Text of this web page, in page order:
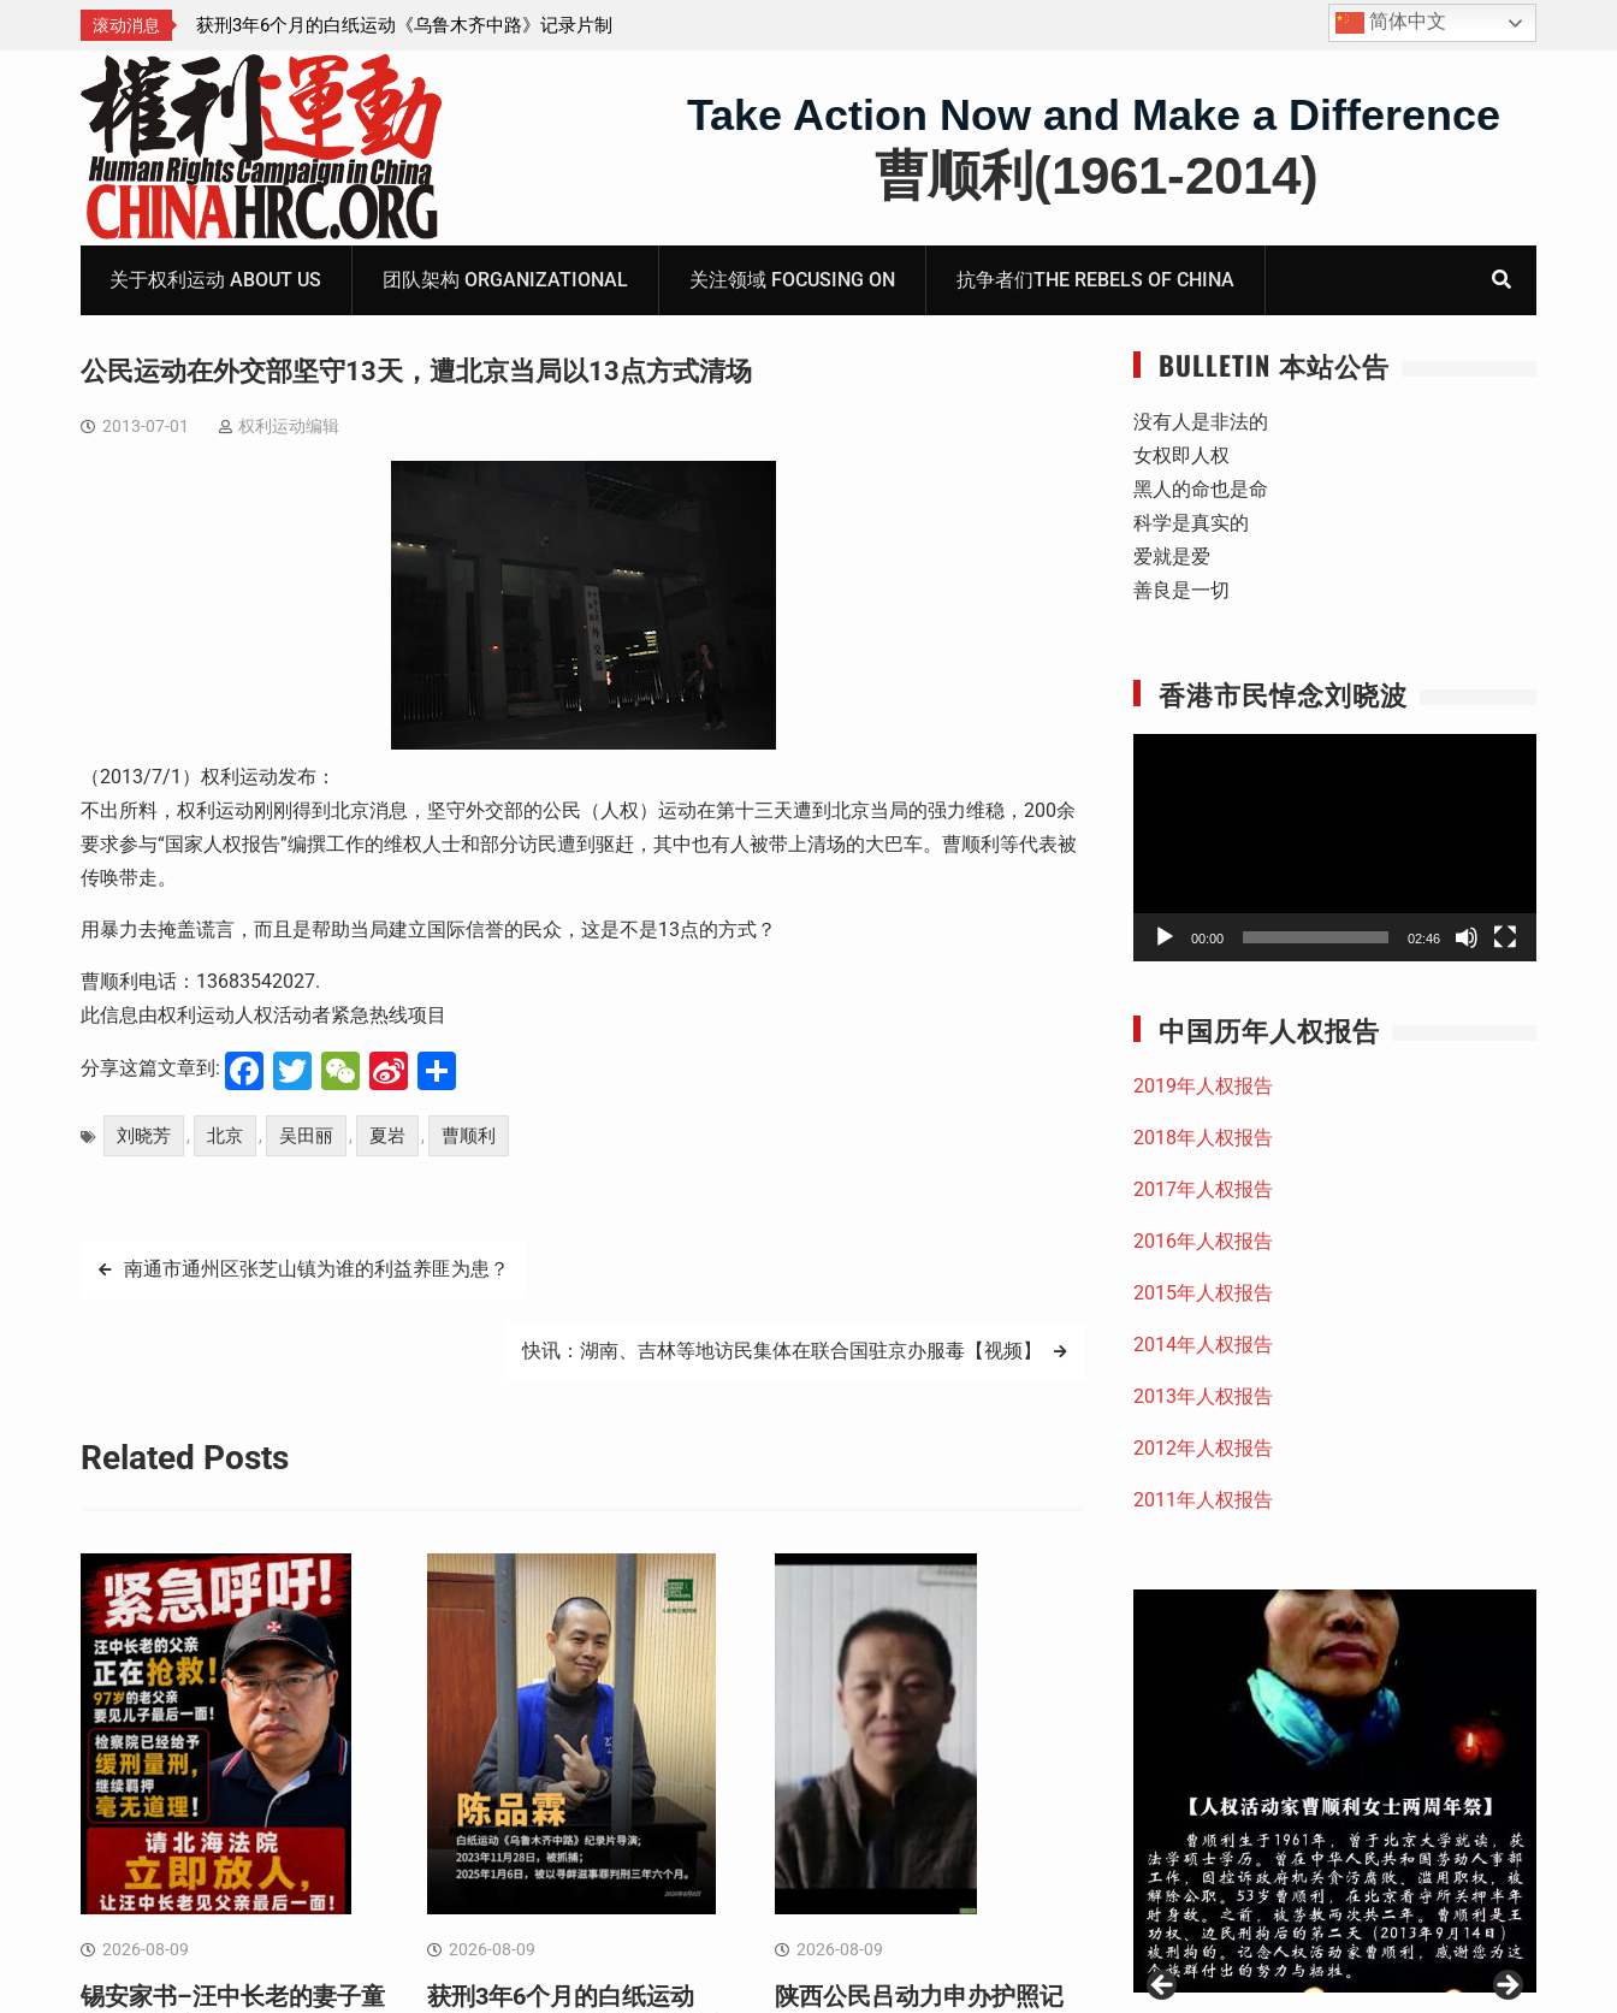
滚动消息
齐中路》记录片制
陕西公民吕动力申办护照记录 锡安家书–汪中长老的妻子童红⁩师母的代祷信
简体中文
Take Action Now and Make a Difference
曹顺利(1961-2014)
关于权利运动 ABOUT US 团队架构 ORGANIZATIONAL 关注领域 FOCUSING ON 抗争者们THE REBELS OF CHINA
公民运动在外交部坚守13天，遭北京当局以13点方式清场
2013-07-01 权利运动编辑
（2013/7/1）权利运动发布：
不出所料，权利运动刚刚得到北京消息，坚守外交部的公民（人权）运动在第十三天遭到北京当局的强力维稳，200余
要求参与“国家人权报告”编撰工作的维权人士和部分访民遭到驱赶，其中也有人被带上清场的大巴车。曹顺利等代表被
传唤带走。
用暴力去掩盖谎言，而且是帮助当局建立国际信誉的民众，这是不是13点的方式？
曹顺利电话：13683542027.
此信息由权利运动人权活动者紧急热线项目
分享这篇文章到: Facebook
Twitter
WeChat
Sina
Weibo
享
刘晓芳 , 北京 , 吴田丽 , 夏岩 , 曹顺利
文 南通市通州区张芝山镇为谁的利益养匪为患？
快讯：湖南、吉林等地访民集体在联合国驻京办服毒【视频】
Related Posts
2026-08-09
锡安家书–汪中长老的妻子童
2026-08-09
获刑3年6个月的白纸运动
2026-08-09
陕西公民吕动力申办护照记
BULLETIN 本站公告
没有人是非法的
女权即人权
黑人的命也是命
科学是真实的
爱就是爱
善良是一切
香港市民悼念刘晓波
00:00 02:46
中国历年人权报告
2019年人权报告
2018年人权报告
2017年人权报告
2016年人权报告
2015年人权报告
2014年人权报告
2013年人权报告
2012年人权报告
2011年人权报告